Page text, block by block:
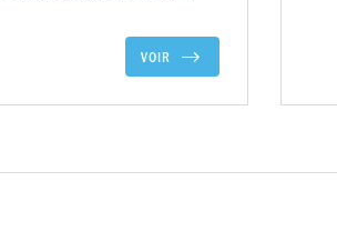
ou par traverses acier ;
directeurs ; Roues
caoutchouc, revêtement
VOIR